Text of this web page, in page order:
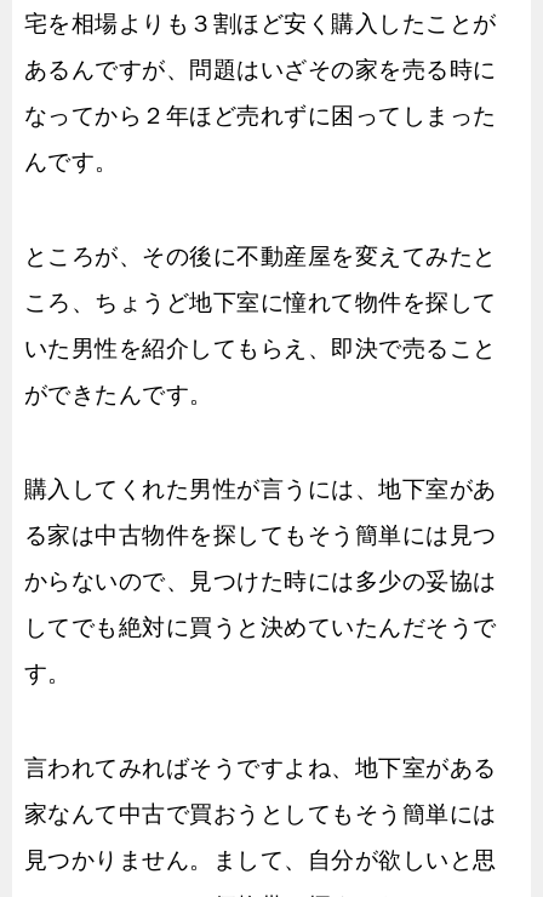
宅を相場よりも３割ほど安く購入したことが
あるんですが、問題はいざその家を売る時に
なってから２年ほど売れずに困ってしまった
んです。
ところが、その後に不動産屋を変えてみたと
ころ、ちょうど地下室に憧れて物件を探して
いた男性を紹介してもらえ、即決で売ること
ができたんです。
購入してくれた男性が言うには、地下室があ
る家は中古物件を探してもそう簡単には見つ
からないので、見つけた時には多少の妥協は
してでも絶対に買うと決めていたんだそうで
す。
言われてみればそうですよね、地下室がある
家なんて中古で買おうとしてもそう簡単には
見つかりません。まして、自分が欲しいと思